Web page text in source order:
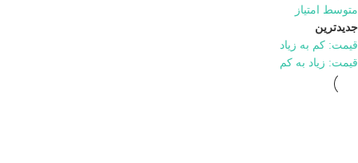
متوسط امتیاز
جدیدترین
قیمت: کم به زیاد
قیمت: زیاد به کم